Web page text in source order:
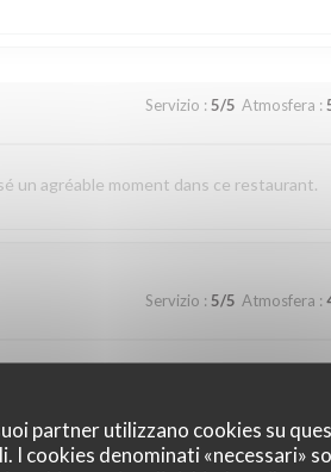
partner utilizzano cookies su
I cookies denominati «necessari»
Servizio : 5/5 Atmosfera :
un agréable moment dans ce restaurant.
Servizio : 5/5 Atmosfera :
du personnel. Nous reviendrons avec